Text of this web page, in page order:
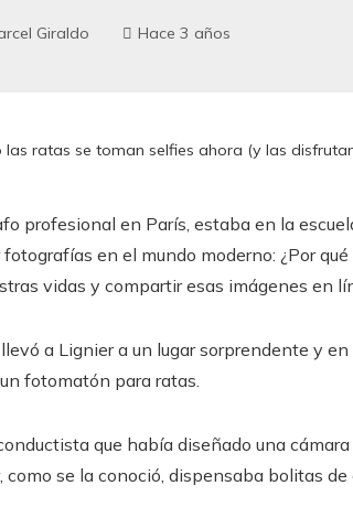
Giraldo Hace 3 años
las ratas se toman selfies ahora (y las
profesional en París, estaba en la
en el mundo moderno: ¿Por
vidas y compartir esas imágenes en
a Lignier a un lugar sorprendente y
fotomatón para ratas.
que había diseñado una
se la conoció, dispensaba bolitas